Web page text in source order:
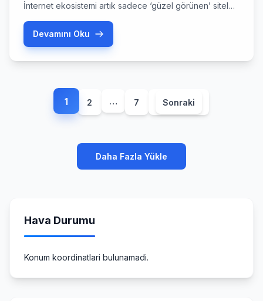
İnternet ekosistemi artık sadece ‘güzel görünen’ siteleri
algoritmalarıyla tam uyumlu çalışan yapıları
ödüllendiriyor. Bu noktada, bir web sitesinin temel taşı
Devamını Oku
1 2 … 7 Sonraki
Daha Fazla Yükle
Hava Durumu
Konum koordinatlari bulunamadi.